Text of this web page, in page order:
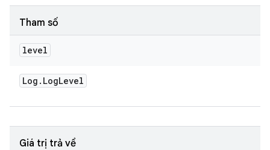
Tham số
level
Log . LogLevel
Giá trị trả về